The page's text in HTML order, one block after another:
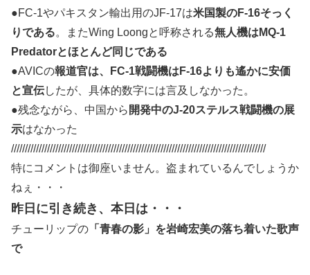
●FC-1やパキスタン輸出用のJF-17は米国製のF-16そっく
りである。またWing Loongと呼称される無人機はMQ-1
Predatorとほとんど同じである
●AVICの報道官は、FC-1戦闘機はF-16よりも遙かに安価
と宣伝したが、具体的数字には言及しなかった。
●残念ながら、中国から 開発中のJ-20ステルス戦闘機の展
示はなかった
////////////////////////////////////////////////////////////////////////////////////////////
特にコメントは御座いません。盗まれているんでしょうか
ねぇ・・・
昨日に引き続き、本日は・・・
チューリップの 「青春の影」を岩崎宏美の落ち着いた歌声
で